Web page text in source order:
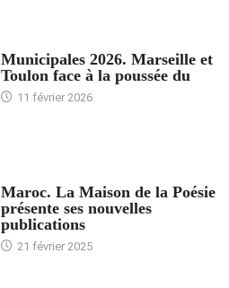
Municipales 2026. Marseille et
Toulon face à la poussée du
11 février 2026
Maroc. La Maison de la Poésie
présente ses nouvelles
publications
21 février 2025